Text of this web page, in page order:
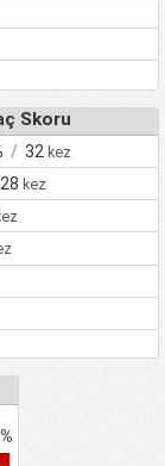
Skoru
/ 32kez
28kez